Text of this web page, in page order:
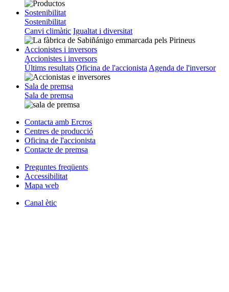
Sostenibilitat
Sostenibilitat
Canvi climàtic Igualtat i diversitat
Accionistes i inversors
Accionistes i inversors
Últims resultats Oficina de l'accionista Agenda de l'inversor
Sala de premsa
Sala de premsa
Contacta amb Ercros
Centres de producció
Oficina de l'accionista
Contacte de premsa
Preguntes freqüents
Accessibilitat
Mapa web
Canal ètic